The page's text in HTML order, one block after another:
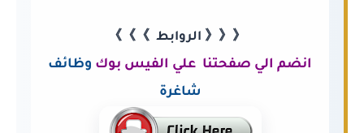
《《《 الروابط 》》》
انضم الي صفحتنا علي الفيس بوك وظائف
شاغرة